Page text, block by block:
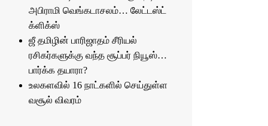
அபிராமி வெங்கடாசலம்… லேட்டஸ்ட்
க்ளிக்ஸ்
ஜீ தமிழின் பாரிஜாதம் சீரியல்
ரசிகர்களுக்கு வந்த சூப்பர் நியூஸ்…
பார்க்க தயாரா?
உலகளவில் 16 நாட்களில் செய்துள்ள
வசூல் விவரம்